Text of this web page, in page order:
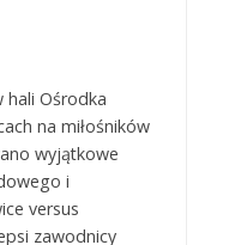
hali Ośrodka
na miłośników
wyjątkowe
i
versus
zawodnicy